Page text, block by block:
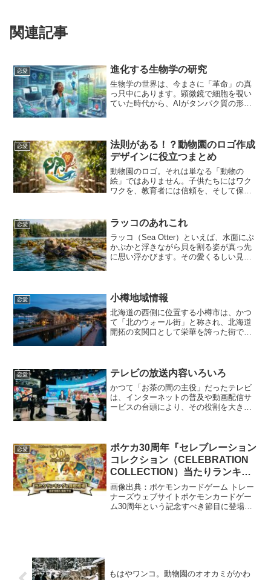
関連記事
恋愛 進化する生物学の研究
生物学の世界は、今まさに「革命」の真
っ只中にあります。顕微鏡で細胞を覗い
ていた時代から、AIがタンパク質の形を
遺伝子の改変は偶然に頼...
恋愛
法則がある！？動物園のロゴ作成
デザインに役立つまとめ
動物園のロゴ。それは単なる「動物の
絵」ではありません。子供たちにはワク
ワクを、教育者には信頼を、そして保全
有名な動物園のロゴを分析すると、そこ
には驚くほど共通した「成功...
恋愛 ラッコのあれこれ
ラッコ（Sea Otter）といえば、水面にぷ
かぷかと浮きながら貝を割る姿が真っ先
に思い浮かびます。その愛くるしい見た
ト」です。モフ...
恋愛 小樽地域情報
北海道の西側に位置する小樽市は、かつ
て「北のウォール街」と称され、北海道
開拓の玄関口として栄華を誇った街で
まらない、深い文化と生活の...
恋愛 テレビの放送内容いろいろ
かつて「お茶の間の主役」だったテレビ
は、インターネットの普及や動画配信サ
ービスの台頭により、その役割を大きく
テレビにしかできない表現...
恋愛
ポケカ30周年『セレブレーション
コレクション（CELEBRATION
COLLECTION）当たりランキン
グ。買取相場
画像出典：ポケモンカードゲーム トレー
ナーズウェブサイトポケモンカードゲー
ム30周年という記念すべき節目に登場す
もはやワンコ。動物園のオオカミがかわ